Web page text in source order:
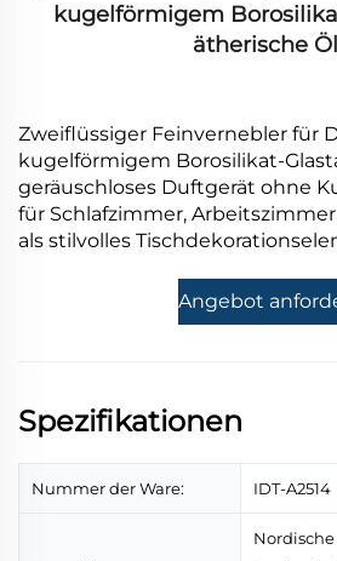
kugelförmigem
ätherische
Zweiflüssiger Feinvernebler für
kugelförmigem Borosilikat-
geräuschloses Duftgerät ohne
für Schlafzimmer,
als stilvolles
Angebot
Spezifikationen
Nummer der Ware: IDT-A2514
Nordische